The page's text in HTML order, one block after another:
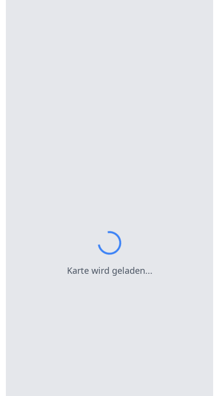
Karte wird geladen...